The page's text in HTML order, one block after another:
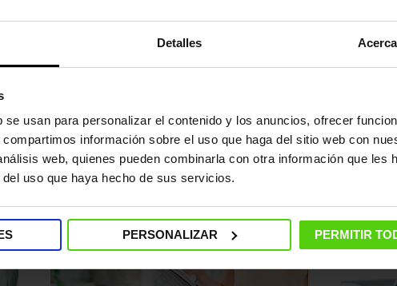
Detalles
usan para personalizar el contenido y los anuncios, ofrecer
información sobre el uso que haga del sitio web con
web, quienes pueden combinarla con otra información que les
uso que haya hecho de sus servicios.
PERSONALIZAR PERMITIR
Innovadora y patentada suela
sola pasada.
El vapor
el
dedos y